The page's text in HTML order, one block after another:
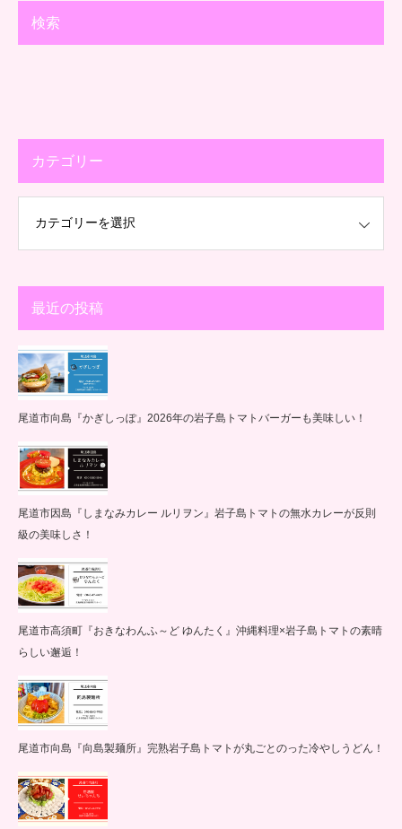
検索
カテゴリー
最近の投稿
尾道市向島『かぎしっぽ』2026年の岩子島トマトバーガーも美味しい！
尾道市因島『しまなみカレー ルリヲン』岩子島トマトの無水カレーが反則
級の美味しさ！
尾道市高須町『おきなわんふ～ど ゆんたく』沖縄料理×岩子島トマトの素晴
らしい邂逅！
尾道市向島『向島製麺所』完熟岩子島トマトが丸ごとのった冷やしうどん！